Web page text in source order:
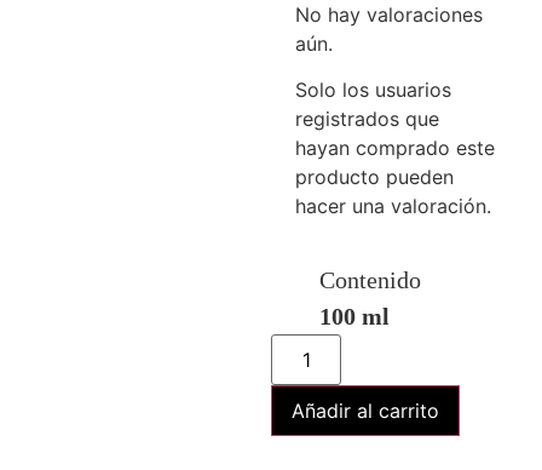
No hay valoraciones
aún.
Solo los usuarios
registrados que
hayan comprado este
producto pueden
hacer una valoración.
Contenido
100 ml
Añadir al carrito